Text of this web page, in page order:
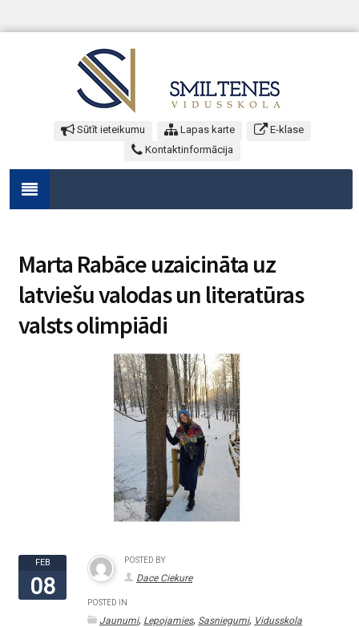
Sūtīt ieteikumu Lapas karte
E-klase
Kontaktinformācija
Marta Rabāce uzaicināta uz
latviešu valodas un literatūras
valsts olimpiādi
FEB
08
POSTED BY
Dace Ciekure
POSTED IN
Jaunumi, Lepojamies, Sasniegumi, Vidusskola